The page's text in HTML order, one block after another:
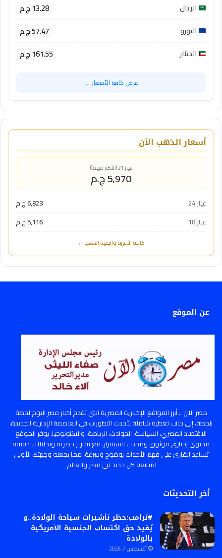
الريال 13.28 ج.م
اليورو 57.47 ج.م
الدينار 161.55 ج.م
عرض كافة الأسعار ←
أسعار الذهب الآن
عيار 21 (الأكثر مبيعاً)
5,970 ج.م
عيار 24
6,823 ج.م
عيار 18
5,116 ج.م
كافة الأعيرة والجنيه الذهب ←
عن الموقع
مصر الان .. أبرز المواقع الإخبارية المصرية التي تقدم أخبار مصر اليوم لحظة
بلحظة، إلى جانب تغطية شاملة لأحدث التطورات في العاصمة الإدارية الجديدة،
الاقتصاد المصري، السياسة، الحوادث، الرياضة، والتكنولوجيا. يوفر الموقع
محتوى إخباري موثوق ومحدث باستمرار، مع تقارير حصرية وتحليلات دقيقة
تساعد القارئ على فهم الأحداث بوضوح وسرعة، مما يجعله وجهتك الأولى
لمتابعة كل جديد في مصر والعالم.
أخر التحديثات
#ترامب:حظر تأشيرات سياحة الولادة..و
يُقيد حق اكتساب الجنسية الأمريكية
بالولادة
أغسطس 7, 2026